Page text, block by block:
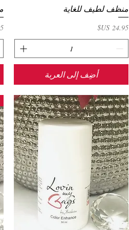
العرض السريع
منظف لطيف للغاية
السعر
أضِف إلى العربة
‏24.95 US$